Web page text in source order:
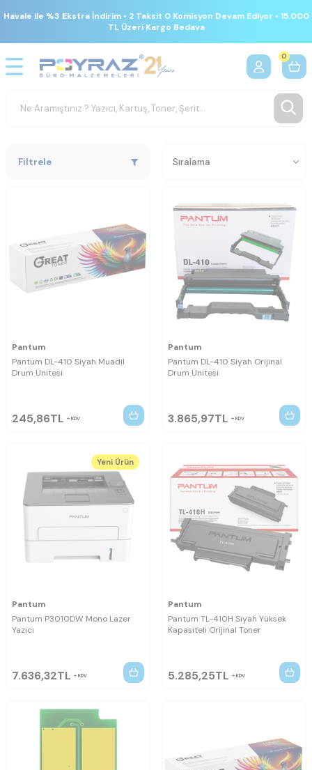
Havale ile %3 Ekstra İndirim • 2 Taksit 0 Komisyon Devam Ediyor • 15.000
TL Üzeri Kargo Bedava
0
Filtrele
Pantum
Pantum DL-410 Siyah Muadil
Drum Ünitesi
245,86TL KDV
Pantum
Pantum DL-410 Siyah Orijinal
Drum Ünitesi
3.865,97TL KDV
Yeni Ürün
Pantum
Pantum P3010DW Mono Lazer
Yazıcı
7.636,32TL KDV
Pantum
Pantum TL-410H Siyah Yüksek
Kapasiteli Orijinal Toner
5.285,25TL KDV